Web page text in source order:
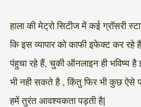
हाला की मेट्रो सिटीज में कई ग्रॉसरी
कि इस व्यापार को काफी इफेक्ट कर रहे
पंहुचा रहे हैं, चुकी ऑनलाइन ही भविष्य
भी नही सकते है , किंतु फिर भी कुछ ऐसे
हमें तुरंत आवश्यकता पड़ती है|